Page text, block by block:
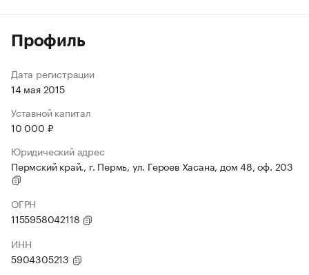
Профиль
Дата регистрации
14 мая 2015
Уставной капитал
10 000 ₽
Юридический адрес
Пермский край., г. Пермь, ул. Героев Хасана, дом 48, оф. 203
ОГРН
1155958042118
ИНН
5904305213